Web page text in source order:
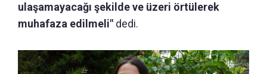
ulaşamayacağı şekilde ve üzeri örtülerek
muhafaza edilmeli" dedi.